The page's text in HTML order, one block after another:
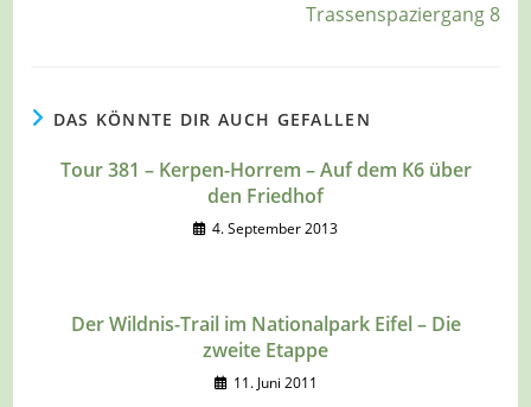
Trassenspaziergang 8
DAS KÖNNTE DIR AUCH GEFALLEN
Tour 381 – Kerpen-Horrem – Auf dem K6 über
den Friedhof
4. September 2013
Der Wildnis-Trail im Nationalpark Eifel – Die
zweite Etappe
11. Juni 2011